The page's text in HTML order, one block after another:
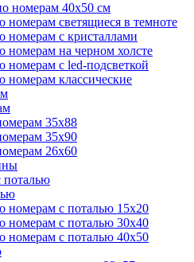
номерам 40х50 см
номерам светящиеся в темноте
номерам с кристаллами
номерам на черном холсте
номерам с led-подсветкой
номерам классические
35х88
35х90
26х60
поталью
номерам с поталью 15х20
номерам с поталью 30х40
номерам с поталью 40х50